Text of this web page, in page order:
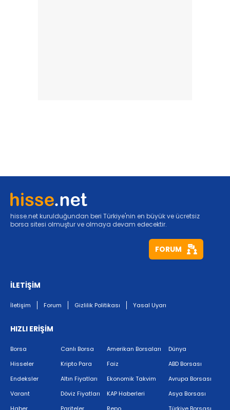
hisse.net kurulduğundan beri Türkiye'nin en büyük ve ücretsiz
borsa sitesi olmuştur ve olmaya devam edecektir.
FORUM
İLETİŞİM
İletişim Forum Gizlilik Politikası Yasal Uyarı
HIZLI ERİŞİM
Borsa
Hisseler
Endeksler
Varant
Canlı Borsa
Kripto Para
Altın Fiyatları
Döviz Fiyatları
Amerikan Borsaları
Faiz
Ekonomik Takvim
KAP Haberleri
Dünya
ABD Borsası
Avrupa Borsası
Asya Borsası